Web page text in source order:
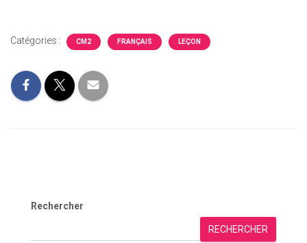
Catégories : CM2 FRANÇAIS LEÇON
Rechercher
RECHERCHER